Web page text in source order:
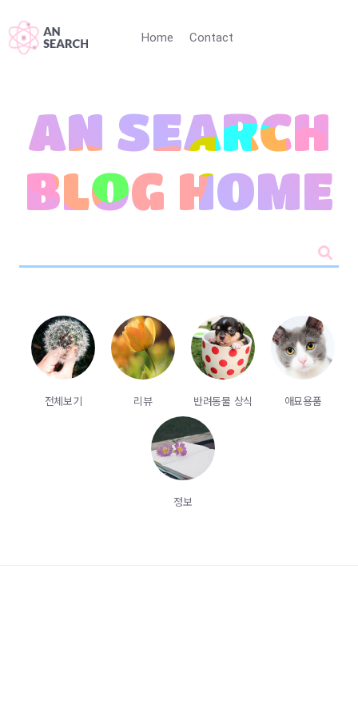
Home Contact
AN SEARCH
BLOG HOME
전체보기 리뷰 반려동물 상식 애묘용품
정보